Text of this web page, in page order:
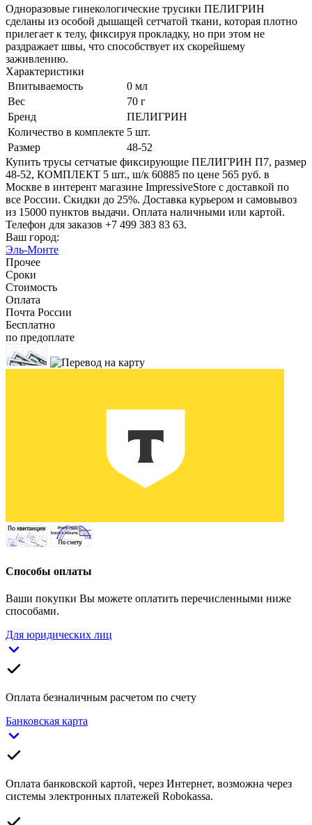
Одноразовые гинекологические трусики ПЕЛИГРИН
сделаны из особой дышащей сетчатой ткани, которая плотно
прилегает к телу, фиксируя прокладку, но при этом не
раздражает швы, что способствует их скорейшему
заживлению.
Характеристики
Впитываемость
0 мл
Вес
70 г
Бренд
ПЕЛИГРИН
Количество в комплекте 5 шт.
Размер
48-52
Купить трусы сетчатые фиксирующие ПЕЛИГРИН П7, размер
48-52, КОМПЛЕКТ 5 шт., ш/к 60885 по цене 565 руб. в
Москве в интерент магазине ImpressiveStore с доставкой по
все России. Скидки до 25%. Доставка курьером и самовывоз
из 15000 пунктов выдачи. Оплата наличными или картой.
Телефон для заказов +7 499 383 83 63.
Ваш город:
Эль-Монте
Прочее
Сроки
Стоимость
Оплата
Почта России
Бесплатно
по предоплате
Способы оплаты
Ваши покупки Вы можете оплатить перечисленными ниже
способами.
Для юридических лиц
Оплата безналичным расчетом по счету
Банковская карта
Оплата банковской картой, через Интернет, возможна через
системы электронных платежей Robokassa.